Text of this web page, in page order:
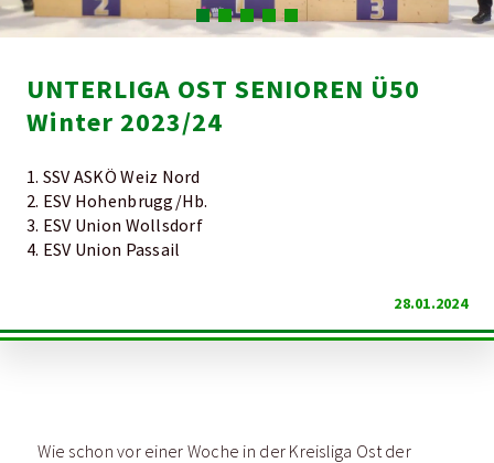
UNTERLIGA OST SENIOREN Ü50
Winter 2023/24
1. SSV ASKÖ Weiz Nord
2. ESV Hohenbrugg/Hb.
3. ESV Union Wollsdorf
4. ESV Union Passail
28.01.2024
Wie schon vor einer Woche in der Kreisliga Ost der